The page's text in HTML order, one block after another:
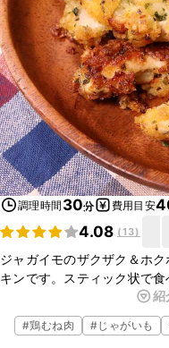
調理時間 30分 費用目安
4.08 (13)
ジャガイモのザクザク＆ホ
キンです。スティック状で
なので、ホームパーティー
ら大人まで大人気の一品です
紹
#鶏むね肉 #じゃがいも